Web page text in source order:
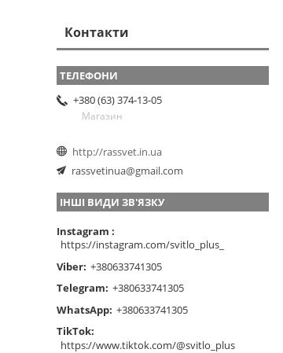
Контакти
+380 (63) 374-13-05
Магазин
http://rassvet.in.ua
rassvetinua@gmail.com
ІНШІ ВИДИ ЗВ'ЯЗКУ
Instagram
https://instagram.com/svitlo_plus_
Viber +380633741305
Telegram +380633741305
WhatsApp +380633741305
TikTok
https://www.tiktok.com/@svitlo_plus